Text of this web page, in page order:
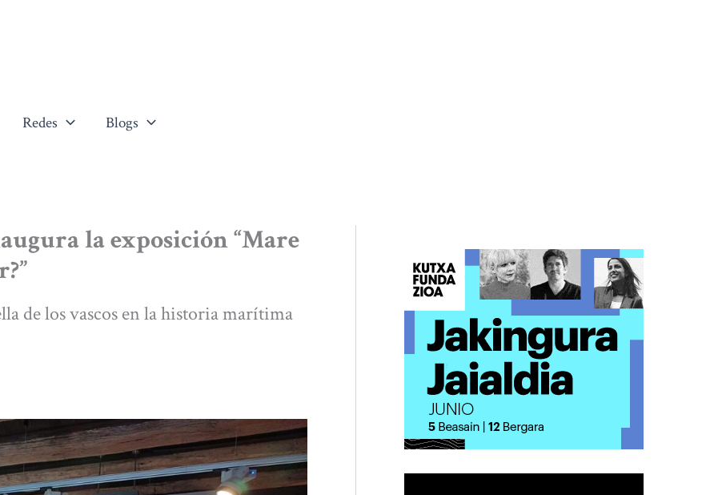
Redes Blogs
la exposición “Mare
de los vascos en la historia marítima